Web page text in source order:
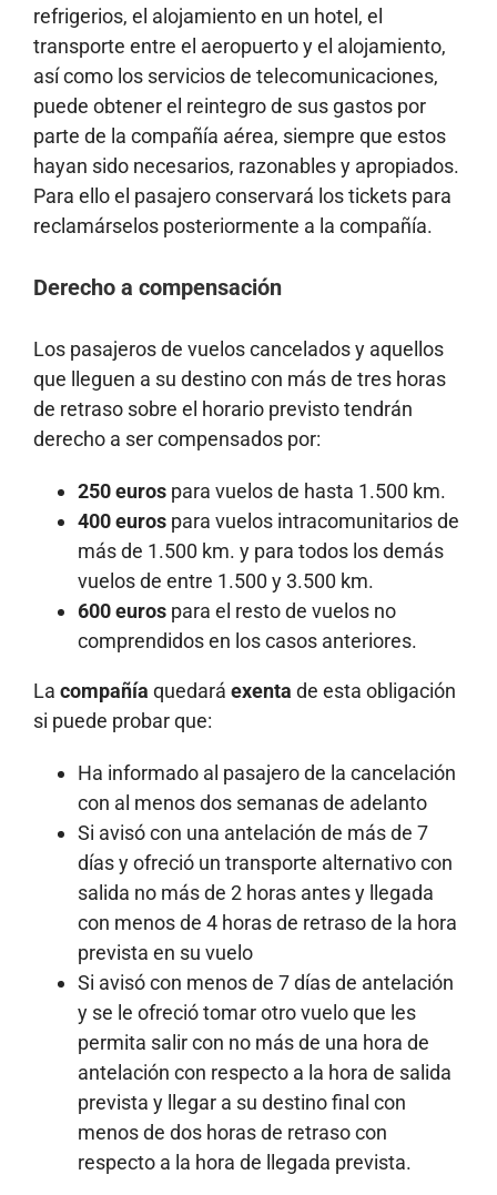
refrigerios, el alojamiento en un hotel, el
transporte entre el aeropuerto y el alojamiento,
así como los servicios de telecomunicaciones,
puede obtener el reintegro de sus gastos por
parte de la compañía aérea, siempre que estos
hayan sido necesarios, razonables y apropiados.
Para ello el pasajero conservará los tickets para
reclamárselos posteriormente a la compañía.
Derecho a compensación
Los pasajeros de vuelos cancelados y aquellos
que lleguen a su destino con más de tres horas
de retraso sobre el horario previsto tendrán
derecho a ser compensados por:
250 euros para vuelos de hasta 1.500 km.
400 euros para vuelos intracomunitarios de
más de 1.500 km. y para todos los demás
vuelos de entre 1.500 y 3.500 km.
600 euros para el resto de vuelos no
comprendidos en los casos anteriores.
La compañía quedará exenta de esta obligación
si puede probar que:
Ha informado al pasajero de la cancelación
con al menos dos semanas de adelanto
Si avisó con una antelación de más de 7
días y ofreció un transporte alternativo con
salida no más de 2 horas antes y llegada
con menos de 4 horas de retraso de la hora
prevista en su vuelo
Si avisó con menos de 7 días de antelación
y se le ofreció tomar otro vuelo que les
permita salir con no más de una hora de
antelación con respecto a la hora de salida
prevista y llegar a su destino final con
menos de dos horas de retraso con
respecto a la hora de llegada prevista.